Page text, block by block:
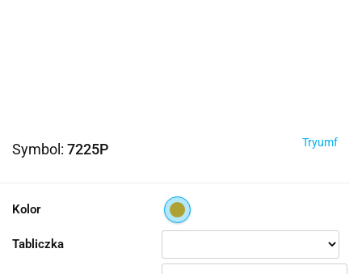
Symbol: 7225P Tryumf
Kolor
Tabliczka